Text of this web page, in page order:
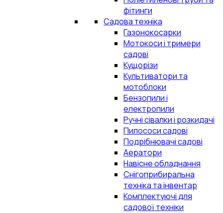
фітинги
Садова техніка
Газонокосарки
Мотокоси і тримери
садові
Кущорізи
Культиватори та
мотоблоки
Бензопили і
електропили
Ручні сівалки і розкидачі
Пилососи садові
Подрібнювачі садові
Аератори
Навісне обладнання
Снігоприбиральна
техніка та інвентар
Комплектуючі для
садової техніки